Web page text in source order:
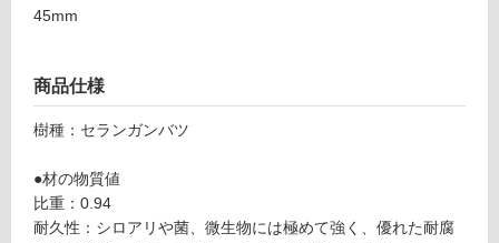
土足・遮
音・床暖
対
応
し
45mm
商品仕様
樹種：セランガンバツ
●材の物質値
比重：0.94
耐久性：シロアリや菌、微生物には極めて強く、優れた耐腐